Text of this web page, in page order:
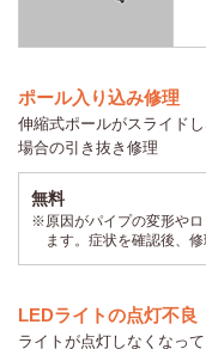
ポール入り込み修理
伸縮式ポールがスライド
場合の引き抜き修理
無料
※原因がパイプの変形やロ
ます。症状を確認後、
LEDライトの点灯不良
ライトが点灯しなくなっ